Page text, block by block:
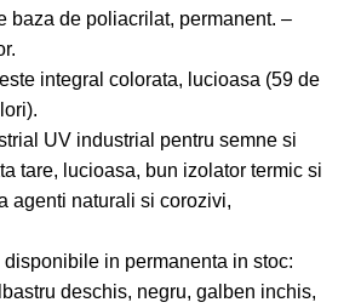
de poliacrilat, permanent. –
integral colorata, lucioasa (59 de
tare, lucioasa, bun izolator termic si